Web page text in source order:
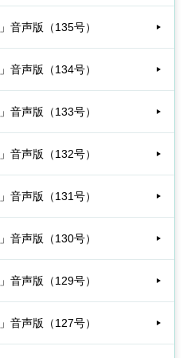
音声版（135号）
音声版（134号）
音声版（133号）
音声版（132号）
音声版（131号）
音声版（130号）
音声版（129号）
音声版（127号）